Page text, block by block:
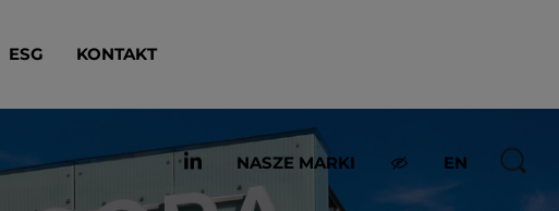
ESG KONTAKT
NASZE MARKI EN